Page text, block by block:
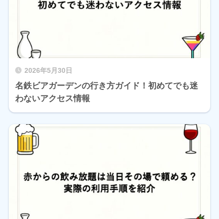
2026年5月30日
名鉄ビアガーデンの行き方ガイド！初めてでも迷
わないアクセス情報